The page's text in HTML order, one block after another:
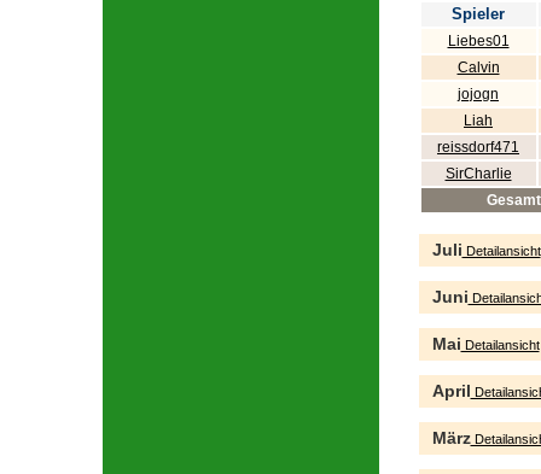
Spieler
Liebes01
Calvin
jojogn
Liah
reissdorf471
SirCharlie
Gesamt
Juli Detailansicht
Juni
Mai Detailansicht
April
März